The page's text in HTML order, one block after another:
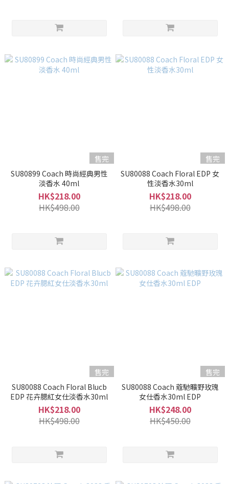
售完
SU80899 Coach 時尚經典男性
淡香水 40ml
HK$218.00
HK$498.00
售完
SU80088 Coach Floral EDP 女
性淡香水30ml
HK$218.00
HK$498.00
售完
SU80088 Coach Floral Blucb
EDP 花卉腮紅女仕淡香水30ml
HK$218.00
HK$498.00
售完
SU80088 Coach 蔻馳曠野玫瑰
女仕香水30ml EDP
HK$248.00
HK$450.00